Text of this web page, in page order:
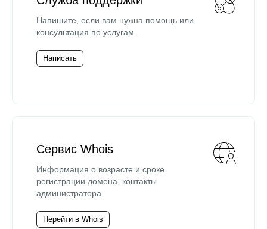
Напишите, если вам нужна помощь или
консультация по услугам.
Написать
Сервис Whois
Информация о возрасте и сроке
регистрации домена, контакты
администратора.
Перейти в Whois